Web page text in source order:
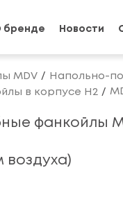
бренде Новости
MDV Напольно-
в корпусе H2
фанкойлы
воздуха)